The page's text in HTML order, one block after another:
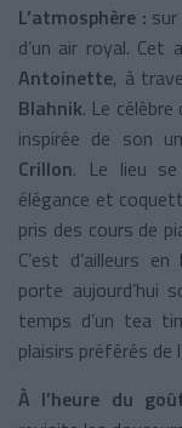
L’atmosphère :
d’un air royal. Cet
Antoinette, à
Blahnik. Le
inspirée de son
Crillon. Le lieu se
élégance et
pris des cours de
C’est d’ailleurs
porte aujourd’hui
temps d’un tea
plaisirs préférés de
À l’heure du